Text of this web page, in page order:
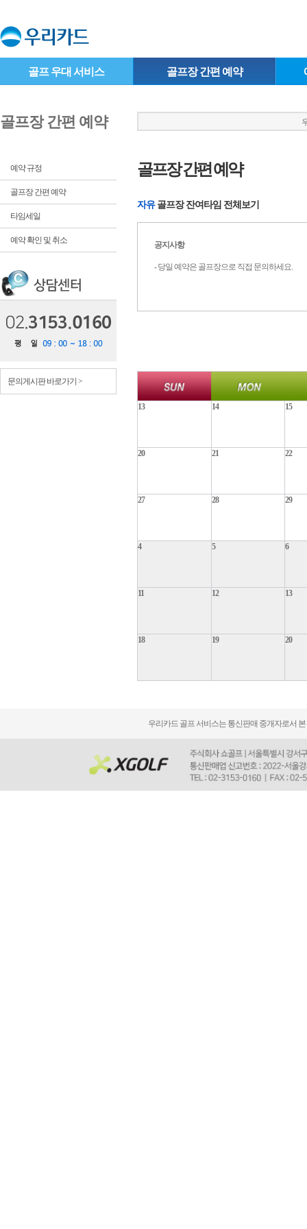
골프 우대 서비스 골프장 간편 예약
골프장 간편 예약
예약 규정
골프장 간편 예약
타임세일
예약 확인 및 취소
문의게시판 바로가기 >
골프장 간편 예약
자유골프장 잔여타임 전체보기
공지사항
- 당일 예약은 골프장으로 직접 문의하세요.
13 14 15
20 21 22
27 28 29
4 5 6
11 12 13
18 19 20
우리카드 골프 서비스는 통신판매 중개자로서